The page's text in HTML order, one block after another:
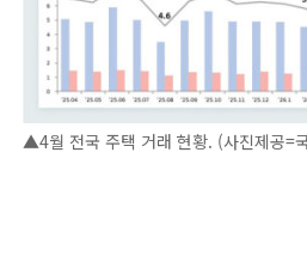
▲4월 전국 주택 거래 현황. (사진제공=